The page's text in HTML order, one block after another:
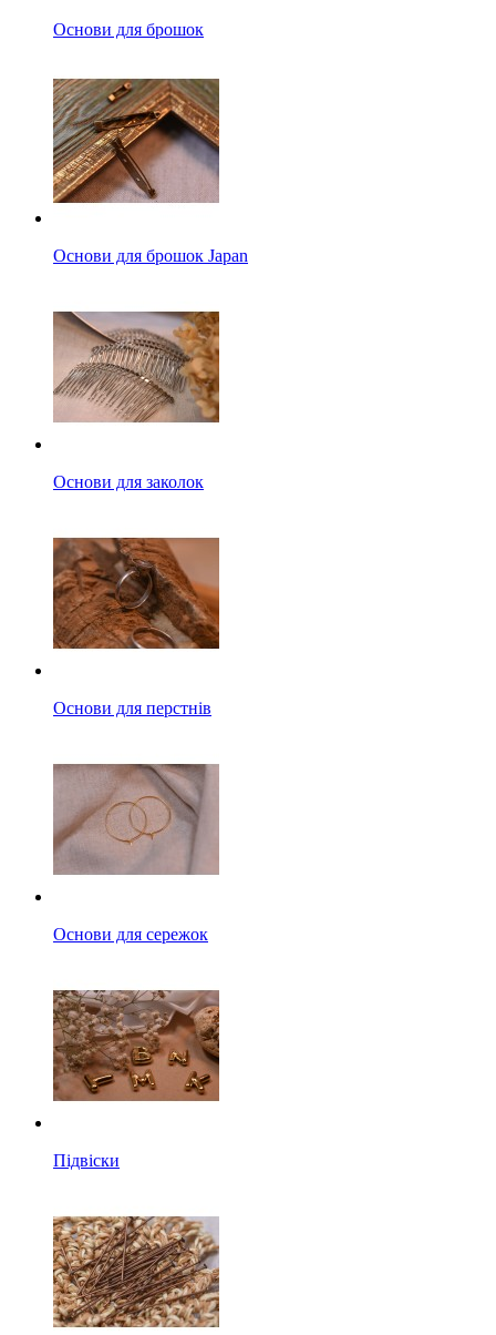
Основи для брошок
Основи для брошок Japan
Основи для заколок
Основи для перстнів
Основи для сережок
Підвіски